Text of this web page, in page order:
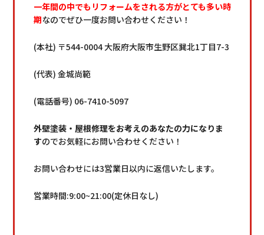
一年間の中でもリフォームをされる方がとても多い時
期なのでぜひ一度お問い合わせください！
(本社) 〒544-0004 大阪府大阪市生野区巽北1丁目7-3
(代表) 金城尚範
(電話番号) 06-7410-5097
外壁塗装・屋根修理をお考えのあなたの力になりま
すのでお気軽にお問い合わせください！
お問い合わせには3営業日以内に返信いたします。
営業時間:9:00~21:00(定休日なし)